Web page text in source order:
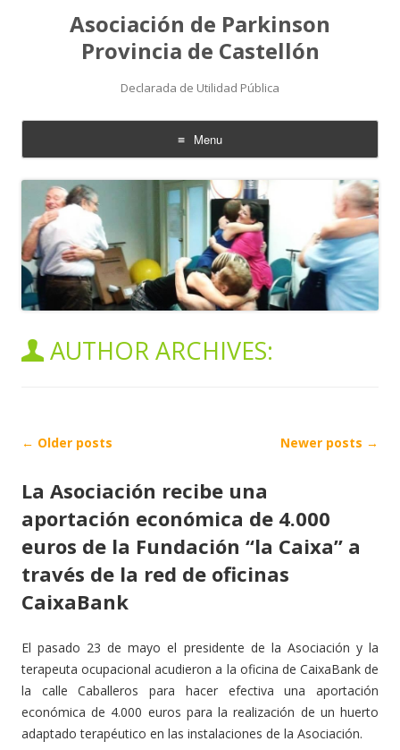
Asociación de Parkinson
Provincia de Castellón
Declarada de Utilidad Pública
Menu
Skip
to
content
AUTHOR ARCHIVES:
Post
← Older posts Newer posts →
La Asociación recibe una
aportación económica de 4.000
euros de la Fundación “la Caixa” a
través de la red de oficinas
CaixaBank
El pasado 23 de mayo el presidente de la Asociación y la
terapeuta ocupacional acudieron a la oficina de CaixaBank de
la calle Caballeros para hacer efectiva una aportación
económica de 4.000 euros para la realización de un huerto
adaptado terapéutico en las instalaciones de la Asociación.